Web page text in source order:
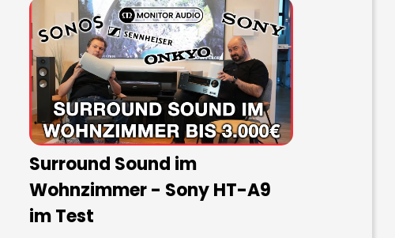
Surround Sound im
Wohnzimmer - Sony HT-A9
im Test